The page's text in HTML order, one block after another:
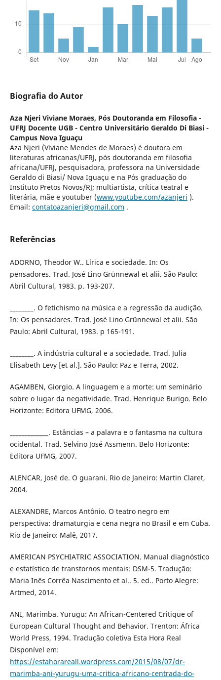
Biografia do Autor
Aza Njeri Viviane Moraes, Pós Doutoranda em Filosofia -
UFRJ Docente UGB - Centro Universitário Geraldo Di Biasi -
Campus Nova Iguaçu
Aza Njeri (Viviane Mendes de Moraes) é doutora em
literaturas africanas/UFRJ, pós doutoranda em filosofia
africana/UFRJ, pesquisadora, professora na Universidade
Geraldo di Biasi/ Nova Iguaçu e na Pós graduação do
Instituto Pretos Novos/RJ; multiartista, crítica teatral e
literária, mãe e youtuber (www.youtube.com/azanjeri ).
Email: contatoazanjeri@gmail.com .
Referências
ADORNO, Theodor W.. Lírica e sociedade. In: Os
pensadores. Trad. José Lino Grünnewal et alii. São Paulo:
Abril Cultural, 1983. p. 193-207.
________. O fetichismo na música e a regressão da audição.
In: Os pensadores. Trad. José Lino Grünnewal et alii. São
Paulo: Abril Cultural, 1983. p 165-191.
________. A indústria cultural e a sociedade. Trad. Julia
Elisabeth Levy [et al.]. São Paulo: Paz e Terra, 2002.
AGAMBEN, Giorgio. A linguagem e a morte: um seminário
sobre o lugar da negatividade. Trad. Henrique Burigo. Belo
Horizonte: Editora UFMG, 2006.
_____________. Estâncias – a palavra e o fantasma na cultura
ocidental. Trad. Selvino José Assmenn. Belo Horizonte:
Editora UFMG, 2007.
ALENCAR, José de. O guarani. Rio de Janeiro: Martin Claret,
2004.
ALEXANDRE, Marcos Antônio. O teatro negro em
perspectiva: dramaturgia e cena negra no Brasil e em Cuba.
Rio de Janeiro: Malê, 2017.
AMERICAN PSYCHIATRIC ASSOCIATION. Manual diagnóstico
e estatístico de transtornos mentais: DSM-5. Tradução:
Maria Inês Corrêa Nascimento et al.. 5. ed.. Porto Alegre:
Artmed, 2014.
ANI, Marimba. Yurugu: An African-Centered Critique of
European Cultural Thought and Behavior. Trenton: África
World Press, 1994. Tradução coletiva Esta Hora Real
Disponível em:
https://estahorareall.wordpress.com/2015/08/07/dr-
marimba-ani-yurugu-uma-critica-africano-centrada-do-